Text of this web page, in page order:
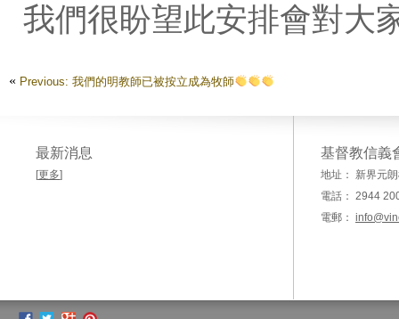
我們很盼望此安排會對大
« Previous: 我們的明教師已被按立成為牧師
最新消息
[更多]
基督教信義
地址： 新界元
電話： 2944
電郵：